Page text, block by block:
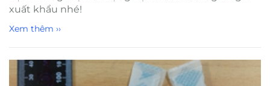
xuất khẩu nhé!
Xem thêm ››